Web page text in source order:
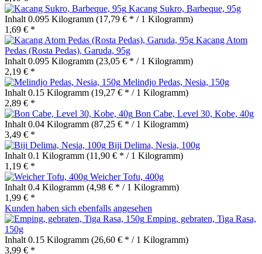
Kacang Sukro, Barbeque, 95g
Inhalt 0.095 Kilogramm (17,79 € * / 1 Kilogramm)
1,69 € *
Kacang Atom
Pedas (Rosta Pedas), Garuda, 95g
Inhalt 0.095 Kilogramm (23,05 € * / 1 Kilogramm)
2,19 € *
Melindjo Pedas, Nesia, 150g
Inhalt 0.15 Kilogramm (19,27 € * / 1 Kilogramm)
2,89 € *
Bon Cabe, Level 30, Kobe, 40g
Inhalt 0.04 Kilogramm (87,25 € * / 1 Kilogramm)
3,49 € *
Biji Delima, Nesia, 100g
Inhalt 0.1 Kilogramm (11,90 € * / 1 Kilogramm)
1,19 € *
Weicher Tofu, 400g
Inhalt 0.4 Kilogramm (4,98 € * / 1 Kilogramm)
1,99 € *
Kunden haben sich ebenfalls angesehen
Emping, gebraten, Tiga Rasa,
150g
Inhalt 0.15 Kilogramm (26,60 € * / 1 Kilogramm)
3,99 € *